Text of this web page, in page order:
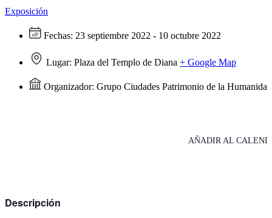
Exposición
Fechas: 23 septiembre 2022 - 10 octubre 2022
Lugar: Plaza del Templo de Diana + Google Map
Organizador: Grupo Ciudades Patrimonio de la
AÑADIR AL
Descripción